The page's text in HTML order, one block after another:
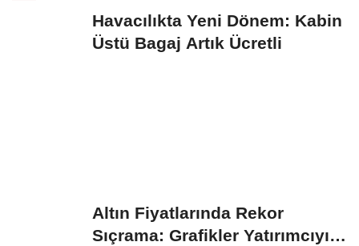
Havacılıkta Yeni Dönem: Kabin
Üstü Bagaj Artık Ücretli
Altın Fiyatlarında Rekor
Sıçrama: Grafikler Yatırımcıyı